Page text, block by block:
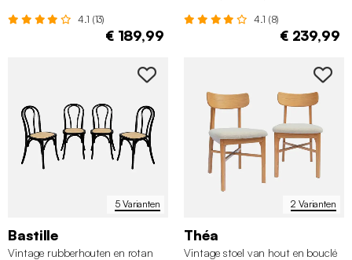
4.1 (13)
€ 189,99
4.1 (8)
€ 239,99
5 Varianten
Bastille
Vintage rubberhouten en rotan
2 Varianten
Théa
Vintage stoel van hout en bouclé